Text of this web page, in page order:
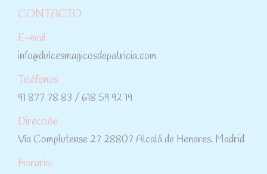
CONTACTO
E-mail
info@dulcesmagicosdepatricia.com
Teléfonos
91 877 78 83 / 618 59 92 19
Dirección
Vía Complutense 27 28807 Alcalá de Henares. Madrid
Horario: